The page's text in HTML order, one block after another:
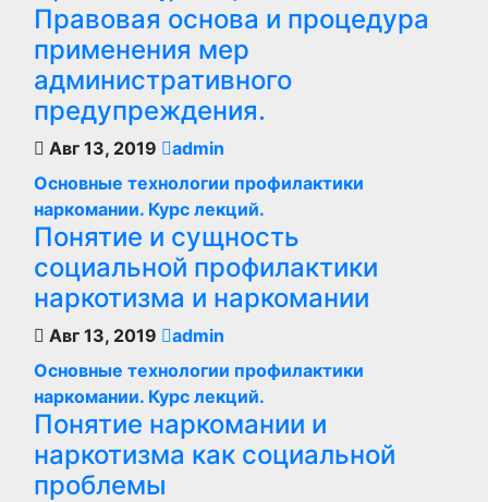
Правовая основа и процедура
применения мер
административного
предупреждения.
Авг 13, 2019
admin
Основные технологии профилактики
наркомании. Курс лекций.
Понятие и сущность
социальной профилактики
наркотизма и наркомании
Авг 13, 2019
admin
Основные технологии профилактики
наркомании. Курс лекций.
Понятие наркомании и
наркотизма как социальной
проблемы